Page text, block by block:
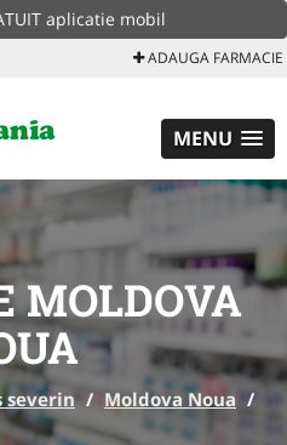
aplicatie mobil
ADAUGA FARMACIE
MENU
MOLDOVA
severin / Moldova Noua /